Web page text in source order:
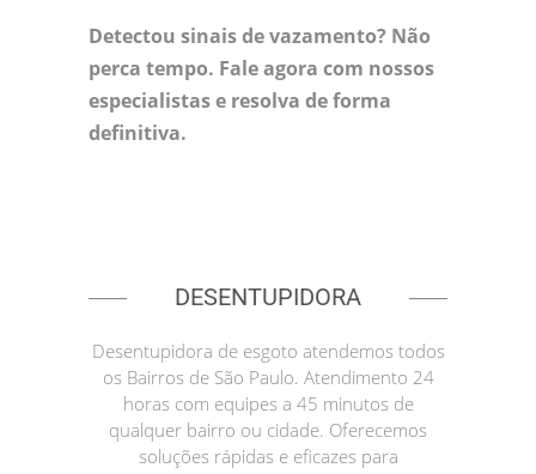
Detectou sinais de vazamento? Não
perca tempo. Fale agora com nossos
especialistas e resolva de forma
definitiva.
DESENTUPIDORA
Desentupidora de esgoto atendemos todos
os Bairros de São Paulo. Atendimento 24
horas com equipes a 45 minutos de
qualquer bairro ou cidade. Oferecemos
soluções rápidas e eficazes para